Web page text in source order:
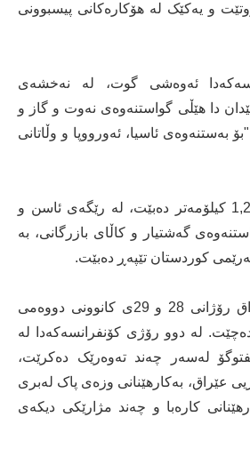
و یەکێک لە هۆکارەکانى پیسبوونى
ئەوەشی گوت، لە نەخشەى
دا هێڵى گواستنەوەى نەوت و گاز و
"بۆ بەستنەوەی ئاسیا، ئەورووپا و وڵاتانى
رێگەى گەشەپێدان 1,200 کیلۆمەتر دەبێت، لە رێگەى ئاسن و
گەشتیار و کاڵاى بازرگانى، بە
کۆنفرانسی وزەی عێراق رۆژانی 28 و 29ی کانوونی دووەمی
لە دوو رۆژی کۆنفرانسەکەدا لە
گفتوگۆ لەسەر چەند تەوەرێک دەکرێت،
عێراق، بەکارهێنانی وزەی پاک لەبری
کارەبا و چەند مژارێکی دیکەی